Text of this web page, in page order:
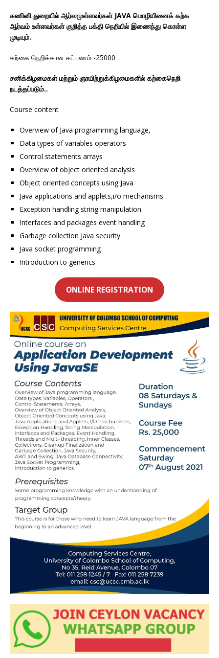
கணினி துறையில் ஆர்வமுள்ளவர்கள் JAVA மொழியினைக் கற்க
ஆர்வம் உள்ளவர்கள் குறித்த பக்தி நெறியில் இணைந்து கொள்ள
முடியும்.
கற்கை நெறிக்கான கட்டணம் -25000
சனிக்கிழமைகள் மற்றும் ஞாயிற்றுக்கிழமைகளில் கற்கைநெறி
நடத்தப்படும்..
Course content
Overview of Java programming language,
Data types of variables operators
Control statements arrays
Overview of object oriented analysis
Object oriented concepts using Java
Java applications and applets,i/o mechanisms
Exception handling string manipulation
Interfaces and packages event handling
Garbage collection Java security
Java socket programming
Introduction to generics
ONLINE REGISTRATION